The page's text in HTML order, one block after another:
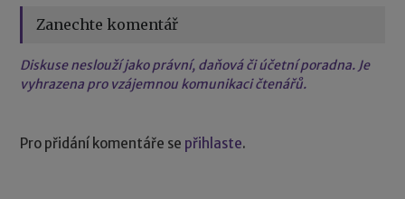
Zanechte komentář
Diskuse neslouží jako právní, daňová či účetní poradna. Je
vyhrazena pro vzájemnou komunikaci čtenářů.
Pro přidání komentáře se přihlaste.